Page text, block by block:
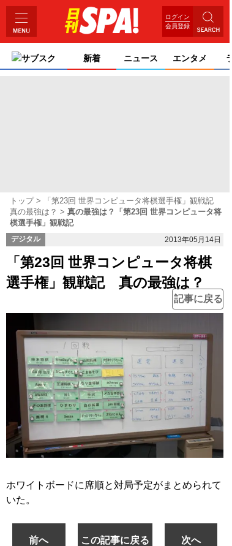
ログイン
会員登録
サブスク 新着 ニュース エンタメ
トップ
「第23回 世界コンピュータ将棋選手権」観戦記
真の最強は？
真の最強は？「第23回 世界コンピュータ将
棋選手権」観戦記
デジタル 2013年05月14日
「第23回 世界コンピュータ将棋
選手権」観戦記 真の最強は？
記事に戻る
ホワイトボードに席順と対局予定がまとめられて
いた。
前へ この記事に戻る 次へ